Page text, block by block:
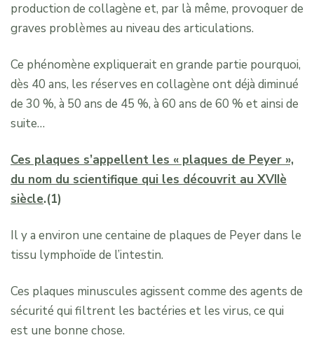
production de collagène et, par là même, provoquer de
graves problèmes au niveau des articulations.
Ce phénomène expliquerait en grande partie pourquoi,
dès 40 ans, les réserves en collagène ont déjà diminué
de 30 %, à 50 ans de 45 %, à 60 ans de 60 % et ainsi de
suite…
Ces plaques s’appellent les « plaques de Peyer »,
du nom du scientifique qui les découvrit au XVIIè
siècle.(1)
Il y a environ une centaine de plaques de Peyer dans le
tissu lymphoïde de l’intestin.
Ces plaques minuscules agissent comme des agents de
sécurité qui filtrent les bactéries et les virus, ce qui
est une bonne chose.